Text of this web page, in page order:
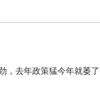
，去年政策猛今年就萎